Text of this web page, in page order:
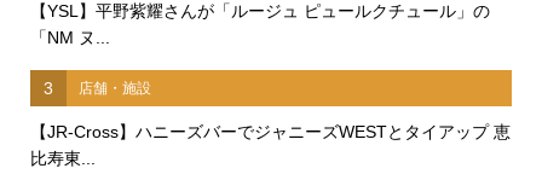
【YSL】平野紫耀さんが「ルージュ ピュールクチュール」の
「NM ヌ...
3 店舗・施設
【JR-Cross】ハニーズバーでジャニーズWESTとタイアップ 恵
比寿東...